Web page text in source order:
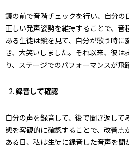
鏡の前で音階チェックを行い、自分の
正しい発声姿勢を維持することで、音
ある生徒は鏡を見て、自分が歌う時
き、大笑いしました。それ以来、彼
り、ステージでのパフォーマンスが飛
録音して確認
自分の声を録音して、後で聞き返して
態を客観的に確認することで、改善点
ある日、私は生徒に録音した音声を